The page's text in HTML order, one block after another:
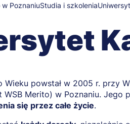
PoznaniuStudia i szkolenia
Wieku powstał w 2005 r. przy
WSB Merito) w Poznaniu. Jego
się przez całe życie.